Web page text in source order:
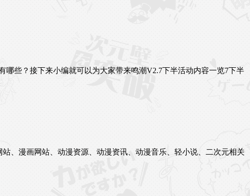
些？接下来小编就可以为大家带来鸣潮V2.7下半活动内容一览7下半
、漫画网站、动漫资源、动漫资讯、动漫音乐、轻小说、二次元相关